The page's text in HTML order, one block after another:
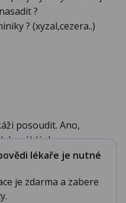
?
? (xyzal,cezera..)
posoudit. Ano,
dop...
lékaře je nutné
je zdarma a zabere